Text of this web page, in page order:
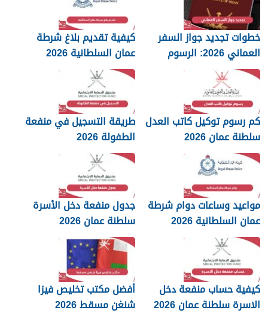
خطوات تجديد جواز السفر
العماني 2026: الرسوم
والمستندات المطلوبة
كيفية تقديم بلاغ شرطة
عمان السلطانية 2026
كم رسوم توكيل كاتب العدل
سلطنة عمان 2026
طريقة التسجيل في منفعة
الطفولة 2026
مواعيد وساعات دوام شرطة
عمان السلطانية 2026
جدول منفعة دخل الأسرة
سلطنة عمان 2026
كيفية حساب منفعة دخل
الاسرة سلطنة عمان 2026
أفضل مكتب تخليص فيزا
شنغن مسقط 2026